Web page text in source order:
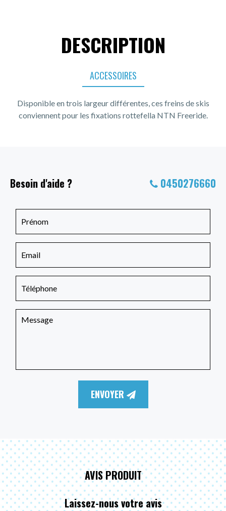
DESCRIPTION
ACCESSOIRES
Disponible en trois largeur différentes, ces freins de skis
conviennent pour les fixations rottefella NTN Freeride.
Besoin d'aide ? 0450276660
ENVOYER
AVIS PRODUIT
Laissez-nous votre avis